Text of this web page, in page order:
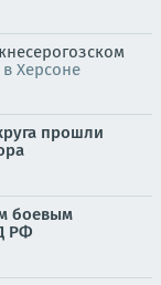
Херсоне
прошли
боевым
РФ